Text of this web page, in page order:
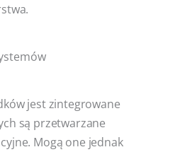
jest zintegrowane
są przetwarzane
Mogą one jednak